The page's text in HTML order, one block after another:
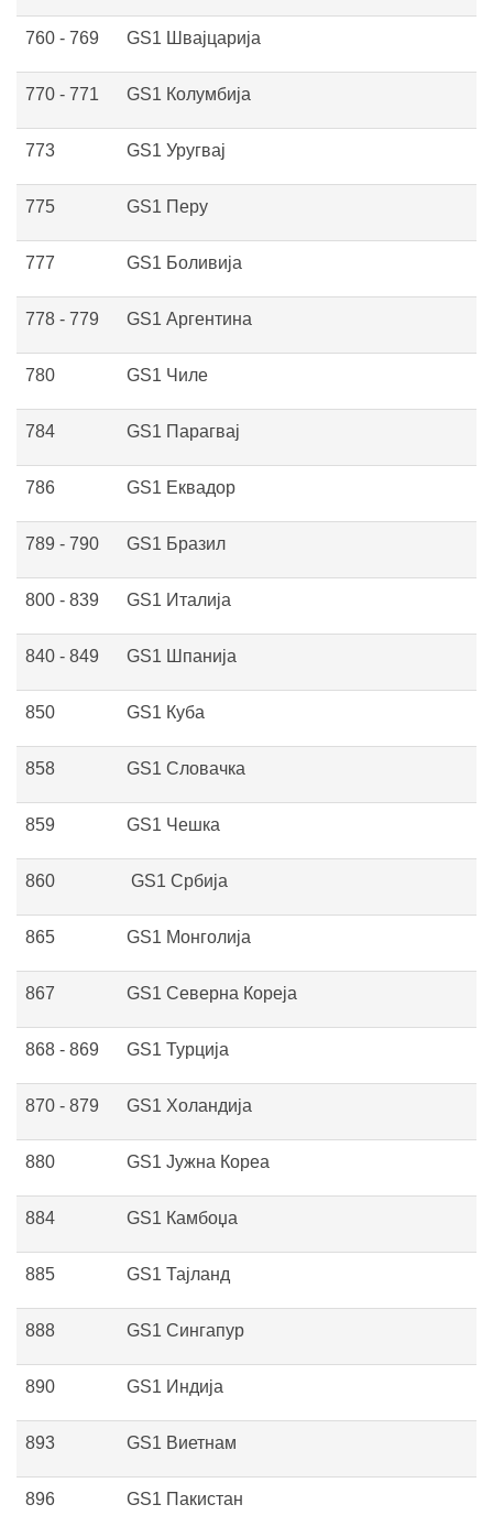
760 - 769 GS1 Швајцарија
770 - 771 GS1 Колумбија
773 GS1 Уругвај
775 GS1 Перу
777 GS1 Боливија
778 - 779 GS1 Аргентина
780 GS1 Чиле
784 GS1 Парагвај
786 GS1 Еквадор
789 - 790 GS1 Бразил
800 - 839 GS1 Италија
840 - 849 GS1 Шпанија
850 GS1 Куба
858 GS1 Словачка
859 GS1 Чешка
860 GS1 Србија
865 GS1 Монголија
867 GS1 Северна Кореја
868 - 869 GS1 Турција
870 - 879 GS1 Холандија
880 GS1 Јужна Кореа
884 GS1 Камбоџа
885 GS1 Тајланд
888 GS1 Сингапур
890 GS1 Индија
893 GS1 Виетнам
896 GS1 Пакистан